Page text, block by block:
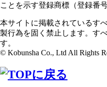
ことを示す登録商標（登録番号
本サイトに掲載されているす
製行為を固く禁止します。す
す。
© Kobunsha Co., Ltd All Rights